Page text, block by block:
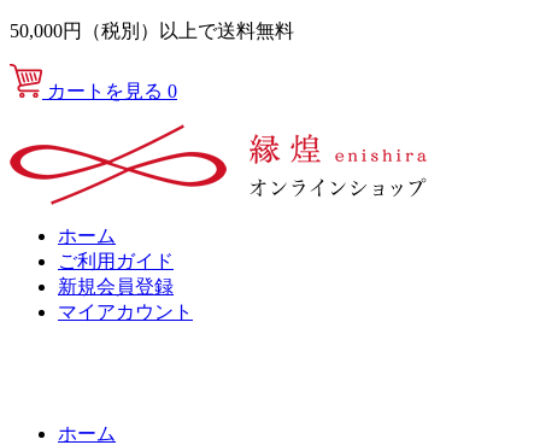
50,000円（税別）以上で送料無料
カートを見る 0
ホーム
ご利用ガイド
新規会員登録
マイアカウント
ホーム